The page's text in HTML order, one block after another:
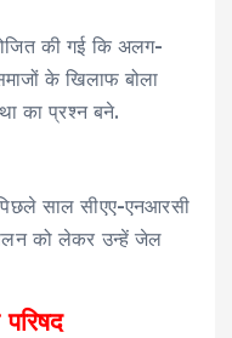
की गई कि अलग-
के खिलाफ बोला
का प्रश्न बने.
साल सीएए-एनआरसी
को लेकर उन्हें जेल